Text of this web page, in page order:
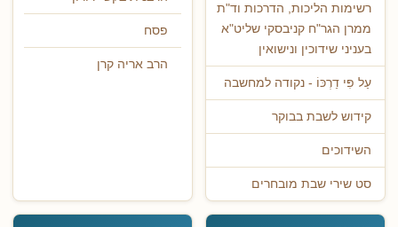
רשימות הליכות, הדרכות וד"ת
ממרן הגר"ח קניבסקי שליט"א
בעניני שידוכין ונישואין
עַל פִּי דַרְכּוֹ - נקודה למחשבה
קידוש לשבת בבוקר
השידוכים
סט שירי שבת מובחרים
פסח
הרב אריה קרן